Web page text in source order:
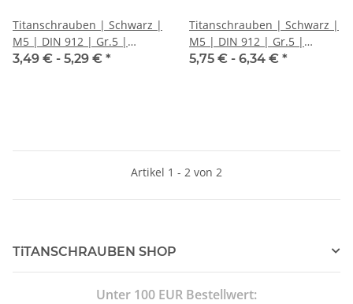
Titanschrauben | Schwarz |
M5 | DIN 912 | Gr.5 |
konischer Kopf
3,49 € - 5,29 € *
Titanschrauben | Schwarz |
M5 | DIN 912 | Gr.5 |
konischer Kopf
5,75 € - 6,34 € *
Artikel 1 - 2 von 2
TiTANSCHRAUBEN SHOP
Unter 100 EUR Bestellwert: